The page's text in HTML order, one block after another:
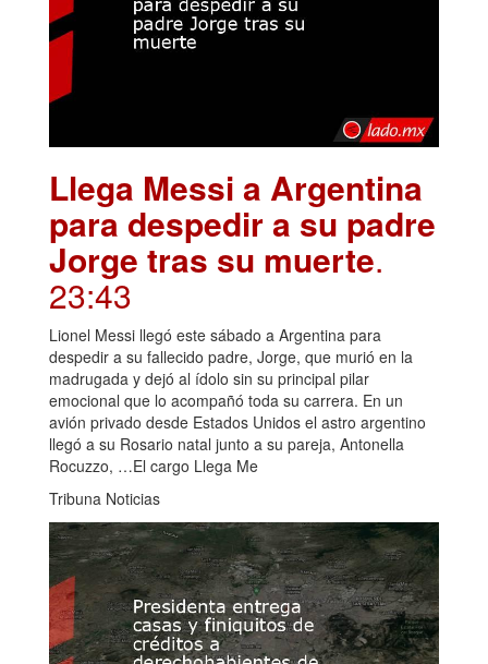
Llega Messi a Argentina
para despedir a su padre
Jorge tras su muerte.
23:43
Lionel Messi llegó este sábado a Argentina para
despedir a su fallecido padre, Jorge, que murió en la
madrugada y dejó al ídolo sin su principal pilar
emocional que lo acompañó toda su carrera. En un
avión privado desde Estados Unidos el astro argentino
llegó a su Rosario natal junto a su pareja, Antonella
Rocuzzo, …El cargo Llega Me
Tribuna Noticias